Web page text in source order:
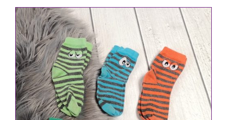
IN DEN WARENKORB DETAILS